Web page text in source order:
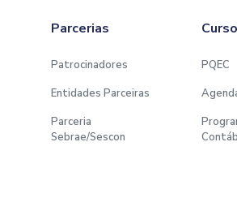
Parcerias
Patrocinadores
Entidades Parceiras
Parceria
Sebrae/Sescon
PQEC